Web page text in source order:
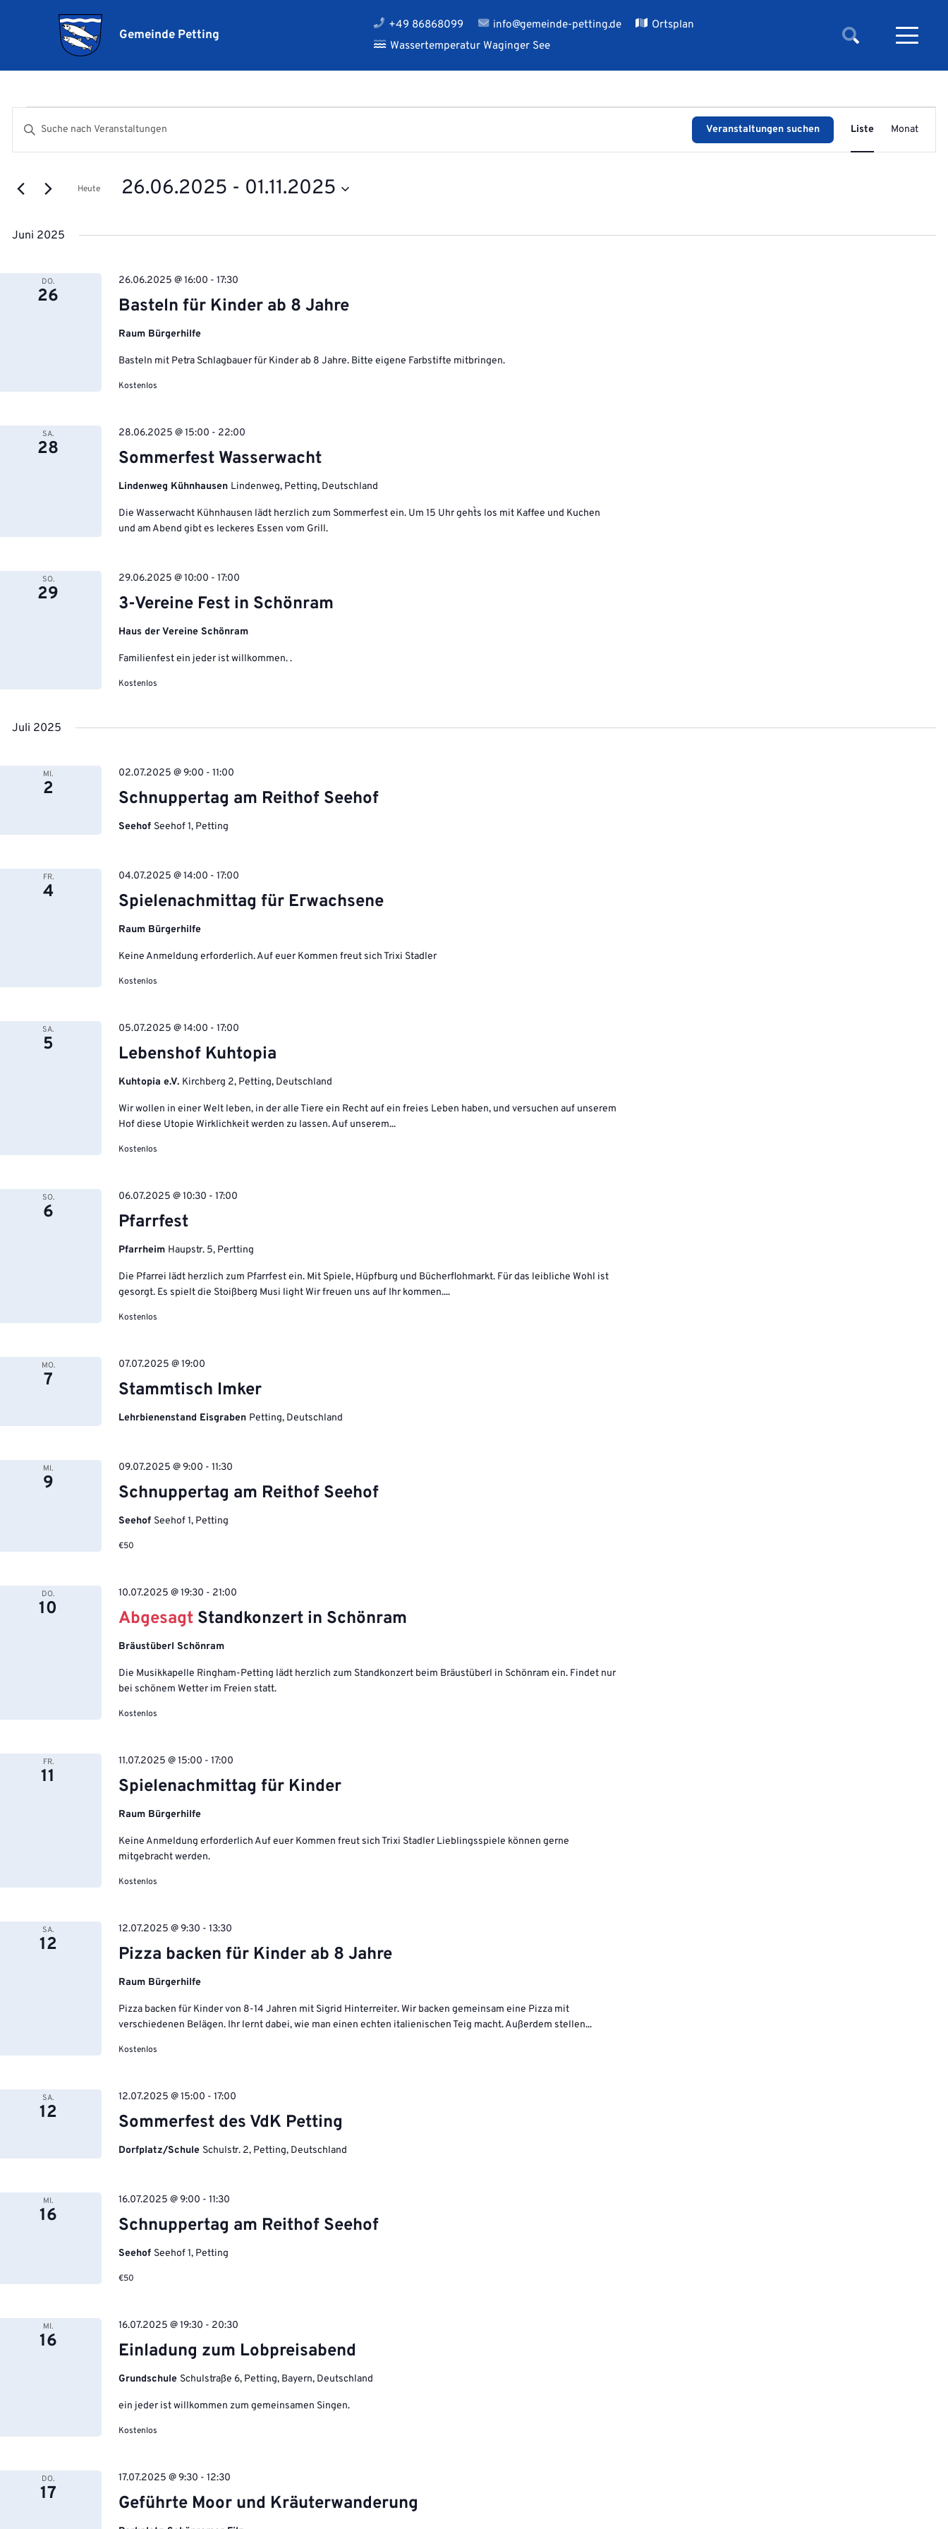
Gemeinde Petting
+49 86868099 info@gemeinde-petting.de
Ortsplan
Wassertemperatur Waginger See
Veranstaltungen
Suche
und
Ansichten,
Navigation
Bitte
Suche
Veranstaltungen
Veranstaltungen suchen Liste Monat
Heute 26.06.2025 - 01.11.2025
wählen.
Juni 2025
DO.
26 Basteln für Kinder ab 8 Jahre
26.06.2025 @ 16:00 - 17:30
Raum Bürgerhilfe
Basteln mit Petra Schlagbauer für Kinder ab 8 Jahre. Bitte eigene Farbstifte mitbringen.
Kostenlos
SA.
28 Sommerfest Wasserwacht
28.06.2025 @ 15:00 - 22:00
Lindenweg Kühnhausen Lindenweg, Petting, Deutschland
Die Wasserwacht Kühnhausen lädt herzlich zum Sommerfest ein. Um 15 Uhr geht`s los mit Kaffee und Kuchen
und am Abend gibt es leckeres Essen vom Grill.
SO.
29 3-Vereine Fest in Schönram
29.06.2025 @ 10:00 - 17:00
Haus der Vereine Schönram
Familienfest ein jeder ist willkommen. .
Kostenlos
Juli 2025
MI.
2 Schnuppertag am Reithof Seehof
02.07.2025 @ 9:00 - 11:00
Seehof Seehof 1, Petting
FR.
4 Spielenachmittag für Erwachsene
04.07.2025 @ 14:00 - 17:00
Raum Bürgerhilfe
Keine Anmeldung erforderlich. Auf euer Kommen freut sich Trixi Stadler
Kostenlos
SA.
5 Lebenshof Kuhtopia
05.07.2025 @ 14:00 - 17:00
Kuhtopia e.V. Kirchberg 2, Petting, Deutschland
Wir wollen in einer Welt leben, in der alle Tiere ein Recht auf ein freies Leben haben, und versuchen auf unserem
Hof diese Utopie Wirklichkeit werden zu lassen. Auf unserem...
Kostenlos
SO.
6 Pfarrfest
06.07.2025 @ 10:30 - 17:00
Pfarrheim Haupstr. 5, Pertting
Die Pfarrei lädt herzlich zum Pfarrfest ein. Mit Spiele, Hüpfburg und Bücherflohmarkt. Für das leibliche Wohl ist
gesorgt. Es spielt die Stoißberg Musi light Wir freuen uns auf Ihr kommen....
Kostenlos
MO.
7 Stammtisch Imker
07.07.2025 @ 19:00
Lehrbienenstand Eisgraben Petting, Deutschland
MI.
9 Schnuppertag am Reithof Seehof
09.07.2025 @ 9:00 - 11:30
Seehof Seehof 1, Petting
€50
DO.
10 Abgesagt Standkonzert in Schönram
10.07.2025 @ 19:30 - 21:00
Bräustüberl Schönram
Die Musikkapelle Ringham-Petting lädt herzlich zum Standkonzert beim Bräustüberl in Schönram ein. Findet nur
bei schönem Wetter im Freien statt.
Kostenlos
FR.
11 Spielenachmittag für Kinder
11.07.2025 @ 15:00 - 17:00
Raum Bürgerhilfe
Keine Anmeldung erforderlich Auf euer Kommen freut sich Trixi Stadler Lieblingsspiele können gerne
mitgebracht werden.
Kostenlos
SA.
12 Pizza backen für Kinder ab 8 Jahre
12.07.2025 @ 9:30 - 13:30
Raum Bürgerhilfe
Pizza backen für Kinder von 8-14 Jahren mit Sigrid Hinterreiter. Wir backen gemeinsam eine Pizza mit
verschiedenen Belägen. Ihr lernt dabei, wie man einen echten italienischen Teig macht. Außerdem stellen...
Kostenlos
SA.
12 Sommerfest des VdK Petting
12.07.2025 @ 15:00 - 17:00
Dorfplatz/Schule Schulstr. 2, Petting, Deutschland
MI.
16 Schnuppertag am Reithof Seehof
16.07.2025 @ 9:00 - 11:30
Seehof Seehof 1, Petting
€50
MI.
16 Einladung zum Lobpreisabend
16.07.2025 @ 19:30 - 20:30
Grundschule Schulstraße 6, Petting, Bayern, Deutschland
ein jeder ist willkommen zum gemeinsamen Singen.
Kostenlos
DO.
17 Geführte Moor und Kräuterwanderung
17.07.2025 @ 9:30 - 12:30